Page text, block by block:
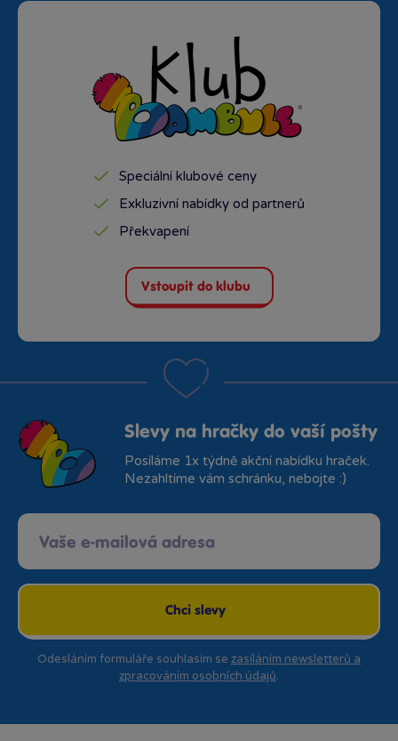
Speciální klubové ceny
Exkluzivní nabídky od partnerů
Překvapení
Vstoupit do klubu
Slevy na hračky do vaší pošty
Posíláme 1x týdně akční nabídku hraček.
Nezahltíme vám schránku, nebojte :)
Chci slevy
Odesláním formuláře souhlasím se zasíláním newsletterů a
zpracováním osobních údajů.